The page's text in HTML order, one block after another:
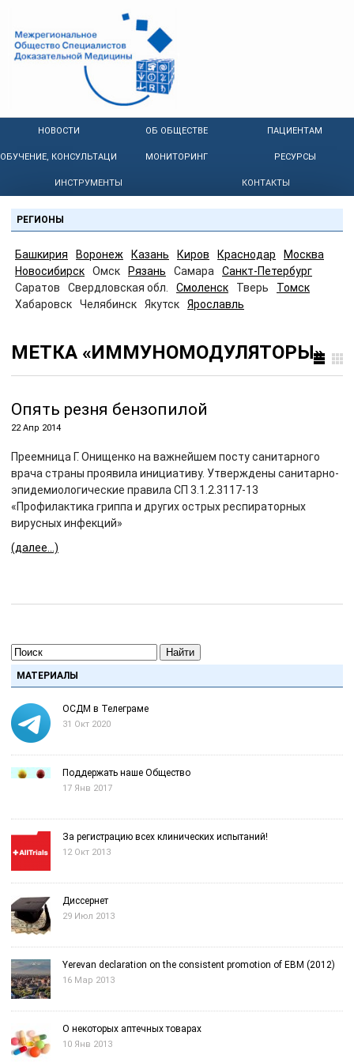
НОВОСТИ ОБ ОБЩЕСТВЕ ПАЦИЕНТАМ
ОБУЧЕНИЕ, КОНСУЛЬТАЦИИ МОНИТОРИНГ РЕСУРСЫ
ИНСТРУМЕНТЫ КОНТАКТЫ
РЕГИОНЫ
Башкирия Воронеж Казань Киров Краснодар
Москва
Новосибирск
Омск Рязань Самара
Санкт-Петербург
Саратов
Свердловская обл. Смоленск Тверь
Томск
Хабаровск
Челябинск Якутск Ярославль
МЕТКА «ИММУНОМОДУЛЯТОРЫ»
Опять резня бензопилой
22 Апр 2014
Преемница Г. Онищенко на важнейшем посту санитарного
врача страны проявила инициативу. Утверждены санитарно-
эпидемиологические правила СП 3.1.2.3117-13
«Профилактика гриппа и других острых респираторных
вирусных инфекций»
(далее…)
Найти
МАТЕРИАЛЫ
ОСДМ в Телеграме
31 Окт 2020
Поддержать наше Общество
17 Янв 2017
За регистрацию всех клинических испытаний!
12 Окт 2013
Диссернет
29 Июл 2013
Yerevan declaration on the consistent promotion of EBM (2012)
16 Мар 2013
О некоторых аптечных товарах
10 Янв 2013